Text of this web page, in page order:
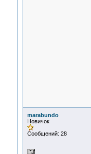
marabundo
Новичок
Сообщений: 28